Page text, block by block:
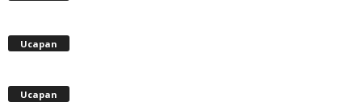
Ucapan
Ucapan